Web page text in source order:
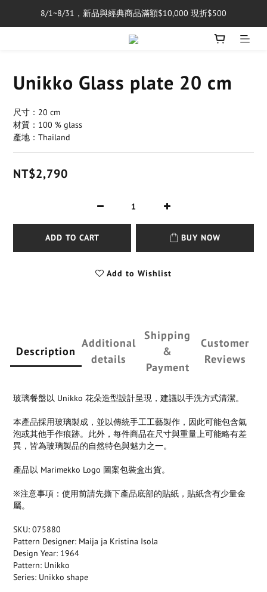
單筆消費滿$5,000享免運費
8/1~8/31，新品與經典商品滿額$10,000 現折$500
單筆消費滿$5,000享免運費
Unikko Glass plate 20 cm
尺寸：20 cm
材質：100 % glass
產地：Thailand
NT$2,790
ADD TO CART BUY NOW
Add to Wishlist
Description
Additional
details
Shipping
&
Payment
Customer
Reviews
玻璃餐盤以 Unikko 花朵造型設計呈現，建議以手洗方式清潔。
本產品採用玻璃製成，並以傳統手工工藝製作，因此可能包含氣
泡或其他手作痕跡。此外，每件商品在尺寸與重量上可能略有差
異，皆為玻璃製品的自然特色與魅力之一。
產品以 Marimekko Logo 圖案包裝盒出貨。
※注意事項：使用前請先撕下產品底部的貼紙，貼紙含有少量金
屬。
SKU: 075880
Pattern Designer: Maija ja Kristina Isola
Design Year: 1964
Pattern: Unikko
Series: Unikko shape